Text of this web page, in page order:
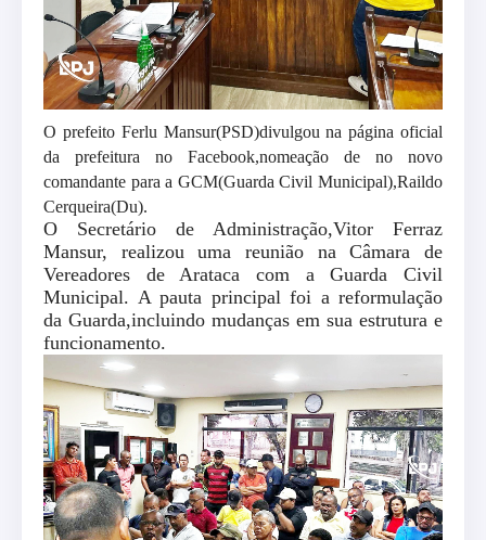
O prefeito Ferlu Mansur(PSD)divulgou na página oficial
da prefeitura no Facebook,nomeação de no novo
comandante para a GCM(Guarda Civil Municipal),Raildo
Cerqueira(Du).
O Secretário de Administração,Vitor Ferraz
Mansur, realizou uma reunião na Câmara de
Vereadores de Arataca com a Guarda Civil
Municipal. A pauta principal foi a reformulação
da Guarda,incluindo mudanças em sua estrutura e
funcionamento.